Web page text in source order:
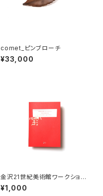
comet_ピンブローチ
¥33,000
金沢21世紀美術館ワークショッ
プ・アーカイブブック 2021-202
2
¥1,000